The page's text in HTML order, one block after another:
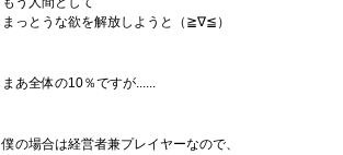
まっとうな欲を解放しようと（≧∇≦）
まあ全体の10％ですが......
僕の場合は経営者兼プレイヤーなので、